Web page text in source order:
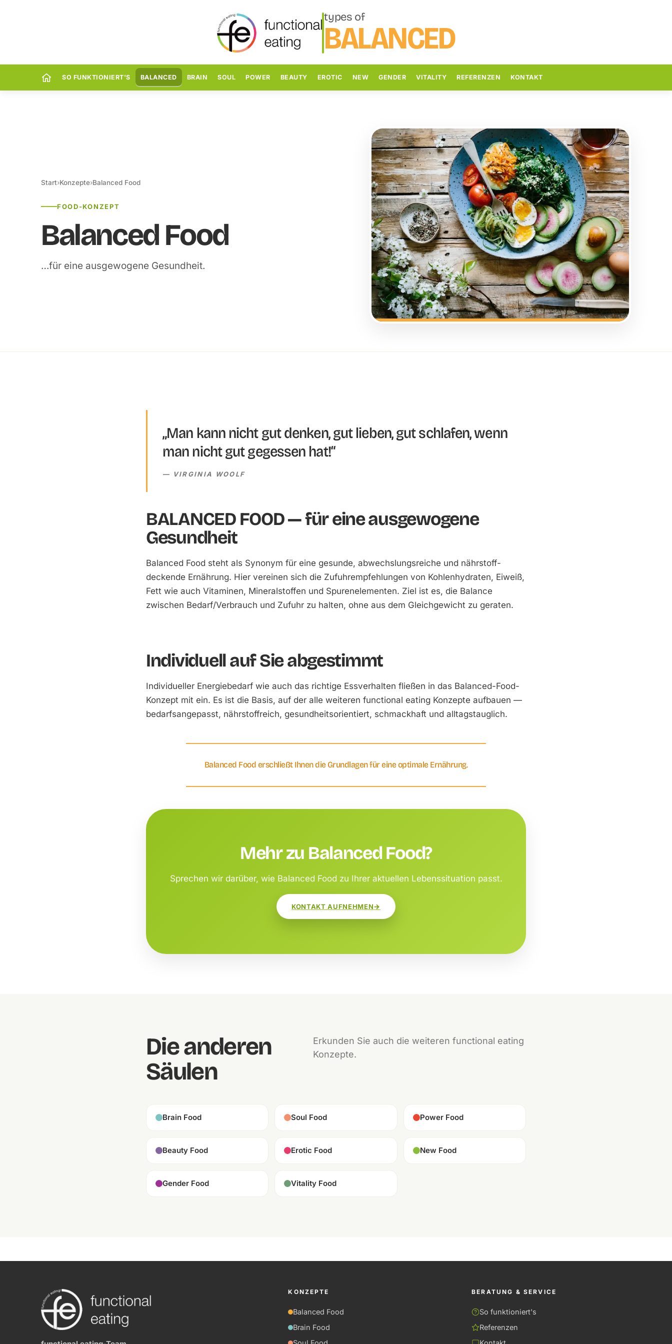
types of
BALANCED
SO FUNKTIONIERT'S BALANCED BRAIN SOUL POWER BEAUTY EROTIC NEW GENDER VITALITY REFERENZEN KONTAKT
Start›Konzepte›Balanced Food
FOOD-KONZEPT
Balanced Food
…für eine ausgewogene Gesundheit.
„Man kann nicht gut denken, gut lieben, gut schlafen, wenn
man nicht gut gegessen hat!“
VIRGINIA WOOLF
BALANCED FOOD — für eine ausgewogene
Gesundheit
Balanced Food steht als Synonym für eine gesunde, abwechslungs­reiche und nährstoff­
deckende Ernährung. Hier vereinen sich die Zufuhr­empfehlungen von Kohlenhydraten, Eiweiß,
Fett wie auch Vitaminen, Mineral­stoffen und Spurenelementen. Ziel ist es, die Balance
zwischen Bedarf/Verbrauch und Zufuhr zu halten, ohne aus dem Gleich­gewicht zu geraten.
Individuell auf Sie abgestimmt
Individueller Energie­bedarf wie auch das richtige Essverhalten fließen in das Balanced-Food-
Konzept mit ein. Es ist die Basis, auf der alle weiteren functional eating Konzepte aufbauen —
bedarfs­angepasst, nährstoff­reich, gesundheits­orientiert, schmackhaft und alltags­tauglich.
Balanced Food erschließt Ihnen die Grundlagen für eine optimale Ernährung.
Mehr zu Balanced Food?
Sprechen wir darüber, wie Balanced Food zu Ihrer aktuellen Lebenssituation passt.
KONTAKT AUFNEHMEN
Die anderen
Säulen
Erkunden Sie auch die weiteren functional eating
Konzepte.
Brain Food Soul Food Power Food
Beauty Food Erotic Food New Food
Gender Food Vitality Food
KONZEPTE
Balanced Food
Brain Food
BERATUNG & SERVICE
So funktioniert's
Referenzen